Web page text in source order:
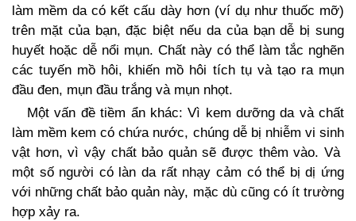
làm mềm da có kết cấu dày hơn (ví dụ như thuốc mỡ)
trên mặt của bạn, đặc biệt nếu da của bạn dễ bị sung
huyết hoặc dễ nổi mụn. Chất này có thể làm tắc nghẽn
các tuyến mồ hôi, khiến mồ hôi tích tụ và tạo ra mụn
đầu đen, mụn đầu trắng và mụn nhọt.
Một vấn đề tiềm ẩn khác: Vì kem dưỡng da và chất
làm mềm kem có chứa nước, chúng dễ bị nhiễm vi sinh
vật hơn, vì vậy chất bảo quản sẽ được thêm vào. Và
một số người có làn da rất nhạy cảm có thể bị dị ứng
với những chất bảo quản này, mặc dù cũng có ít trường
hợp xảy ra.